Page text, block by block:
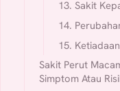
13. Sakit
14.
15.
Sakit Perut
Simptom Atau